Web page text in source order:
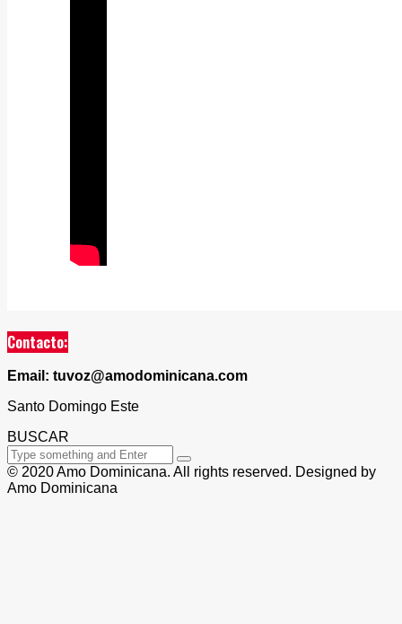
Contacto:
Email: tuvoz@amodominicana.com
Santo Domingo Este
BUSCAR
© 2020 Amo Dominicana. All rights reserved. Designed by
Amo Dominicana